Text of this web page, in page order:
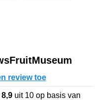
review toe
8,9 uit 10 op basis van